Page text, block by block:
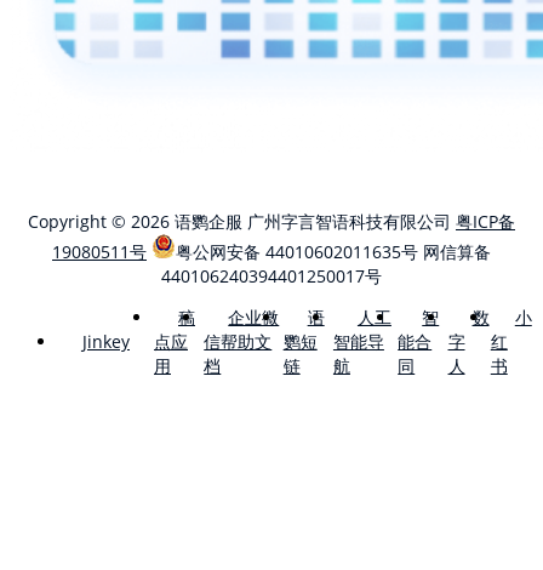
Copyright © 2026 语鹦企服 广州字言智语科技有限公司 粤ICP备
19080511号
粤公网安备 44010602011635号 网信算备
440106240394401250017号
Jinkey
稿
点应
用
企业微
信帮助文
档
语
鹦短
链
人工
智能导
航
智
能合
同
数
字
人
小
红
书